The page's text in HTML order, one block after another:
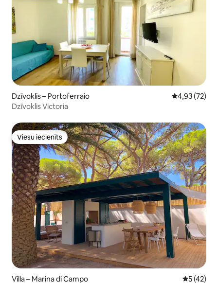
Dzīvoklis – Portoferraio Vidējais
4,93 (72)
Dzīvoklis Victoria
Viesu iecienīts
Viesu iecienīts
Villa – Marina di Campo Vidējais
5 (42)